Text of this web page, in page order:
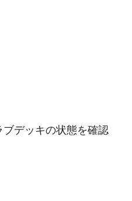
デッキの状態を確認